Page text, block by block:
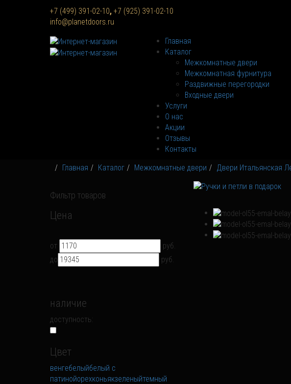
+7 (499) 391-02-10, +7 (925) 391-02-10
info@planetdoors.ru
Главная
Каталог
Межкомнатные двери
Межкомнатная фурнитура
Раздвижные перегородки
Входные двери
Услуги
О нас
Акции
Отзывы
Контакты
Главная Каталог Межкомнатные двери Двери Итальянская
Фильтр товаров
Цена
от
руб.
до
руб.
наличие
доступность:
Цвет
венгебелыйбелый с
патинойорехконьякзеленыйтемный